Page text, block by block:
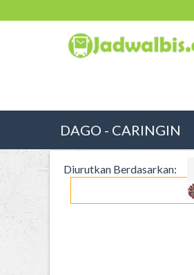
DAGO - CARINGIN
Diurutkan Berdasarkan: